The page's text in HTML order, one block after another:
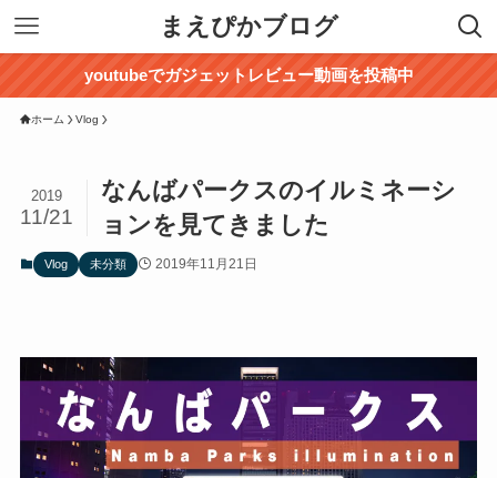
まえぴかブログ
youtubeでガジェットレビュー動画を投稿中
ホーム Vlog
なんばパークスのイルミネーシ
ョンを見てきました
2019
11/21
Vlog 未分類 2019年11月21日